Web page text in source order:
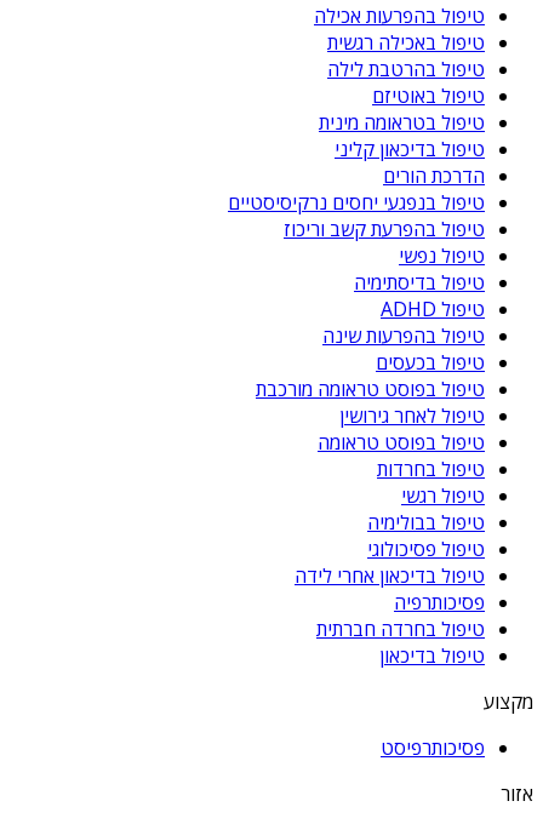
טיפול בהפרעות אכילה
טיפול באכילה רגשית
טיפול בהרטבת לילה
טיפול באוטיזם
טיפול בטראומה מינית
טיפול בדיכאון קליני
הדרכת הורים
טיפול בנפגעי יחסים נרקיסיסטיים
טיפול בהפרעת קשב וריכוז
טיפול נפשי
טיפול בדיסתימיה
טיפול ADHD
טיפול בהפרעות שינה
טיפול בכעסים
טיפול בפוסט טראומה מורכבת
טיפול לאחר גירושין
טיפול בפוסט טראומה
טיפול בחרדות
טיפול רגשי
טיפול בבולימיה
טיפול פסיכולוגי
טיפול בדיכאון אחרי לידה
פסיכותרפיה
טיפול בחרדה חברתית
טיפול בדיכאון
מקצוע
פסיכותרפיסט
אזור